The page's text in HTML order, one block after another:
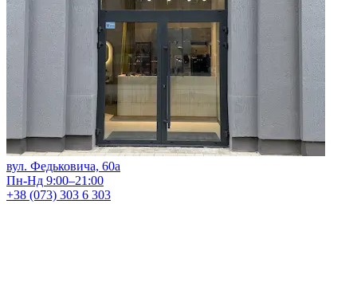
вул. Федьковича, 60а
Пн-Нд 9:00–21:00
+38 (073) 303 6 303